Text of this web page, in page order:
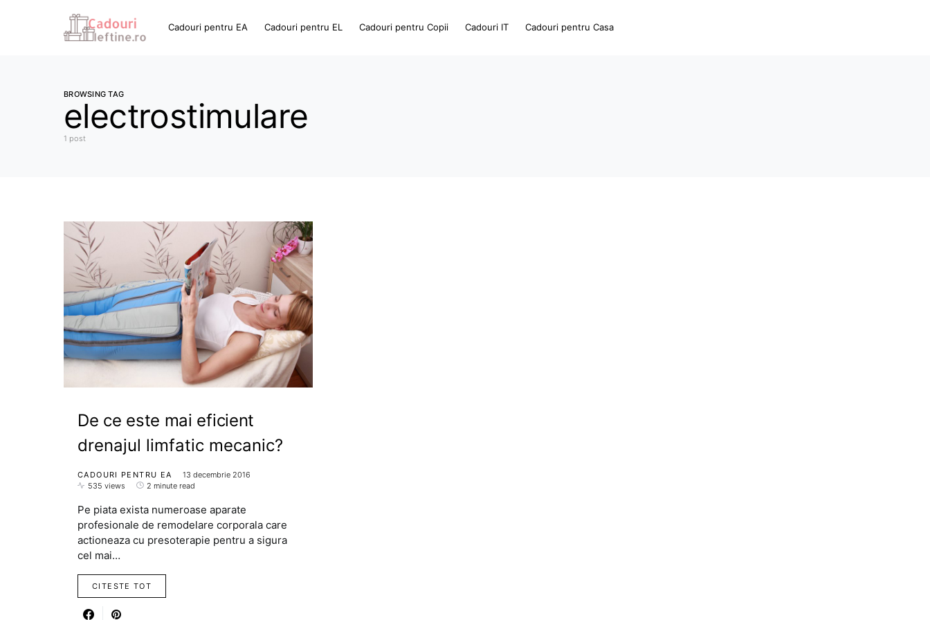
Cadouri pentru EA Cadouri pentru EL Cadouri pentru Copii Cadouri IT Cadouri pentru Casa
BROWSING TAG
electrostimulare
1 post
De ce este mai eficient
drenajul limfatic mecanic?
CADOURI PENTRU EA
13 decembrie 2016
535 views
2 minute read
Pe piata exista numeroase aparate
profesionale de remodelare corporala care
actioneaza cu presoterapie pentru a sigura
cel mai…
CITESTE TOT